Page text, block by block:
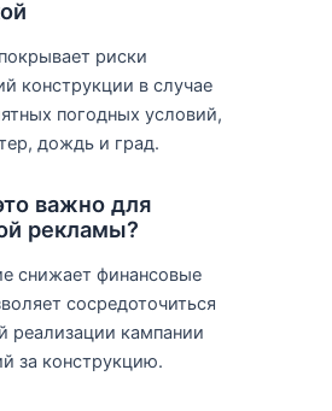
риски
конструкции в случае
погодных условий,
дождь и град.
важно для
рекламы?
снижает финансовые
сосредоточиться
реализации кампании
за конструкцию.